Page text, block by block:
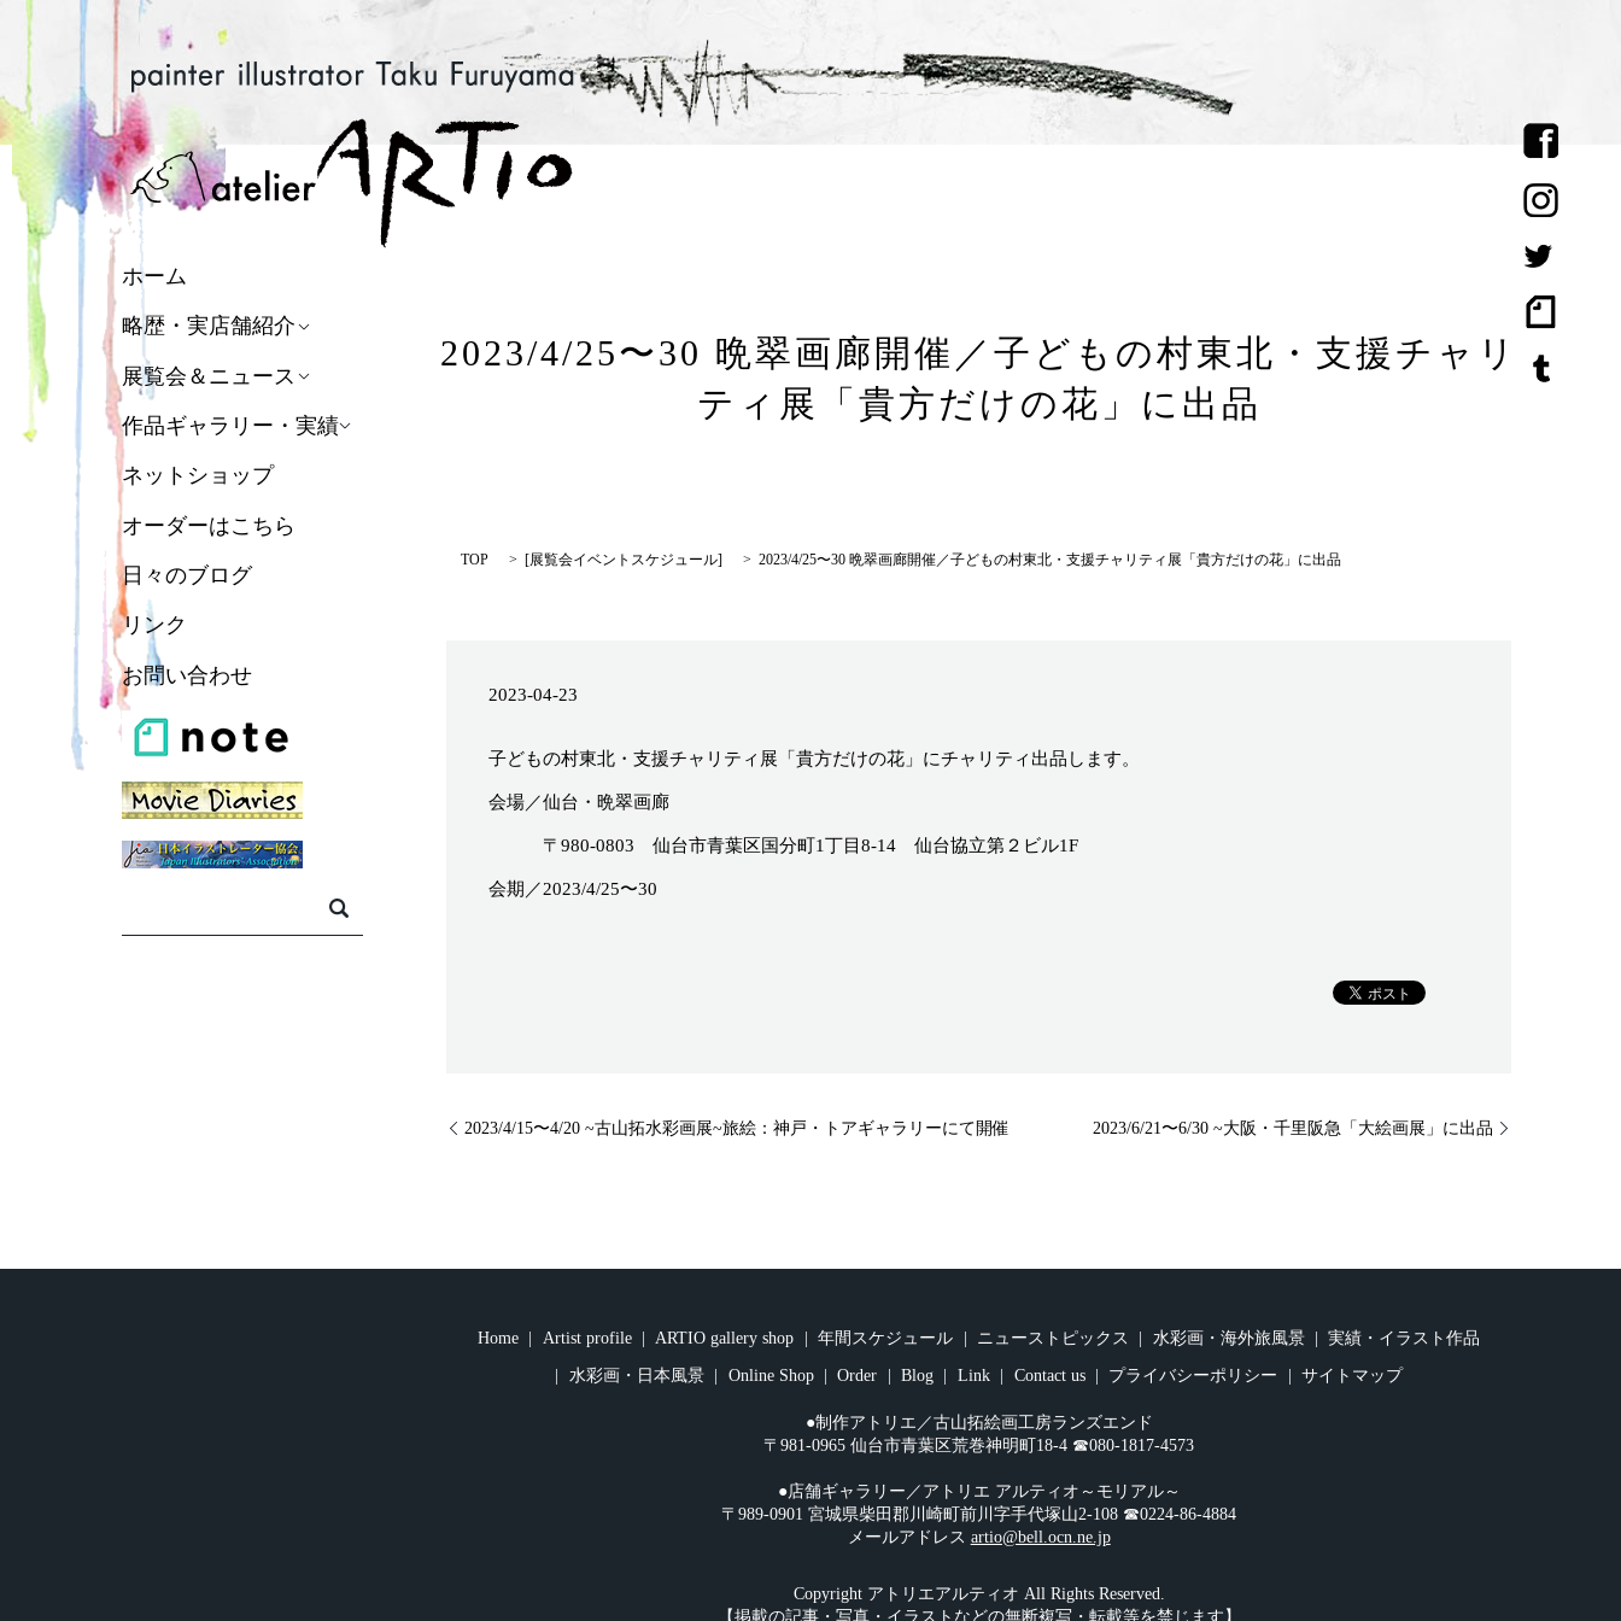
ホーム
略歴・実店舗紹介
展覧会＆ニュース
作品ギャラリー・実績
ネットショップ
オーダーはこちら
日々のブログ
リンク
お問い合わせ
2023/4/25〜30 晩翠画廊開催／子どもの村東北・支援チャリ
ティ展「貴方だけの花」に出品
TOP [展覧会イベントスケジュール] 2023/4/25〜30 晩翠画廊開催／子どもの村東北・支援チャリティ展「貴方だけの花」に出品
2023-04-23
子どもの村東北・支援チャリティ展「貴方だけの花」にチャリティ出品します。
会場／仙台・晩翠画廊
〒980-0803 仙台市青葉区国分町1丁目8-14 仙台協立第２ビル1F
会期／2023/4/25〜30
2023/4/15〜4/20 ~古山拓水彩画展~旅絵：神戸・トアギャラリーにて開催 2023/6/21〜6/30 ~大阪・千里阪急「大絵画展」に出品
Home Artist profile ARTIO gallery shop 年間スケジュール ニューストピックス 水彩画・海外旅風景 実績・イラスト作品
水彩画・日本風景 Online Shop Order Blog Link Contact us プライバシーポリシー サイトマップ
●制作アトリエ／古山拓絵画工房ランズエンド
〒981-0965 仙台市青葉区荒巻神明町18-4 ☎︎080-1817-4573
●店舗ギャラリー／アトリエ アルティオ～モリアル～
〒989-0901 宮城県柴田郡川崎町前川字手代塚山2-108 ☎︎0224-86-4884
メールアドレス artio@bell.ocn.ne.jp
Copyright アトリエアルティオ All Rights Reserved.
【掲載の記事・写真・イラストなどの無断複写・転載等を禁じます】